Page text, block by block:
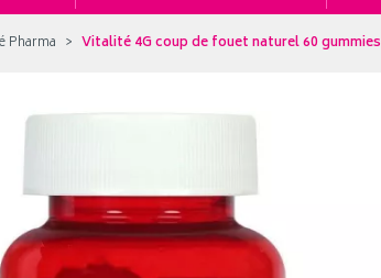
Pharma Vitalité 4G coup de fouet naturel 60 gummies